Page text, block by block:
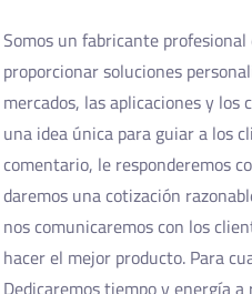
Somos un fabricante
proporcionar soluciones
mercados, las aplicaciones y
una idea única para guiar a los
comentario, le responderemos
daremos una cotización
nos comunicaremos con los
hacer el mejor producto. Para